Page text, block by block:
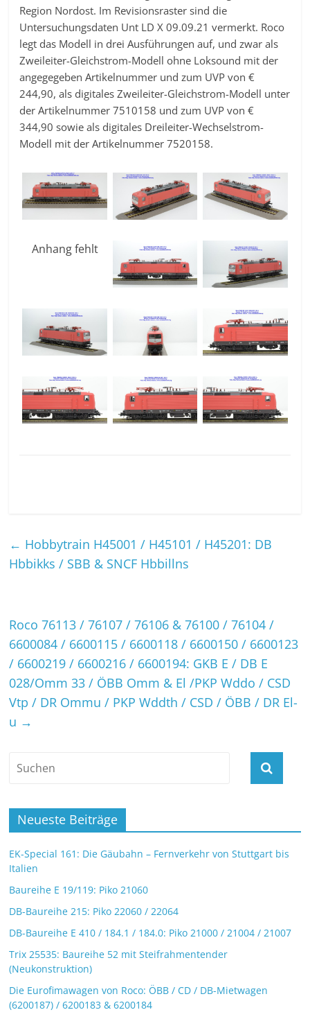
Region Nordost. Im Revisionsraster sind die
Untersuchungsdaten Unt LD X 09.09.21 vermerkt. Roco
legt das Modell in drei Ausführungen auf, und zwar als
Zweileiter-Gleichstrom-Modell ohne Loksound mit der
angegegeben Artikelnummer und zum UVP von €
244,90, als digitales Zweileiter-Gleichstrom-Modell unter
der Artikelnummer 7510158 und zum UVP von €
344,90 sowie als digitales Dreileiter-Wechselstrom-
Modell mit der Artikelnummer 7520158.
Anhang fehlt
← Hobbytrain H45001 / H45101 / H45201: DB
Hbbikks / SBB & SNCF Hbbillns
Roco 76113 / 76107 / 76106 & 76100 / 76104 /
6600084 / 6600115 / 6600118 / 6600150 / 6600123
/ 6600219 / 6600216 / 6600194: GKB E / DB E
028/Omm 33 / ÖBB Omm & El /PKP Wddo / CSD
Vtp / DR Ommu / PKP Wddth / CSD / ÖBB / DR El-
u →
Neueste Beiträge
EK-Special 161: Die Gäubahn – Fernverkehr von Stuttgart bis
Italien
Baureihe E 19/119: Piko 21060
DB-Baureihe 215: Piko 22060 / 22064
DB-Baureihe E 410 / 184.1 / 184.0: Piko 21000 / 21004 / 21007
Trix 25535: Baureihe 52 mit Steifrahmentender
(Neukonstruktion)
Die Eurofimawagen von Roco: ÖBB / CD / DB-Mietwagen
(6200187) / 6200183 & 6200184